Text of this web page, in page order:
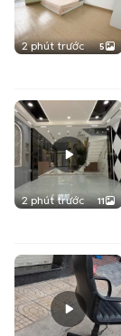
2 phút trước 5
2 phút trước 11